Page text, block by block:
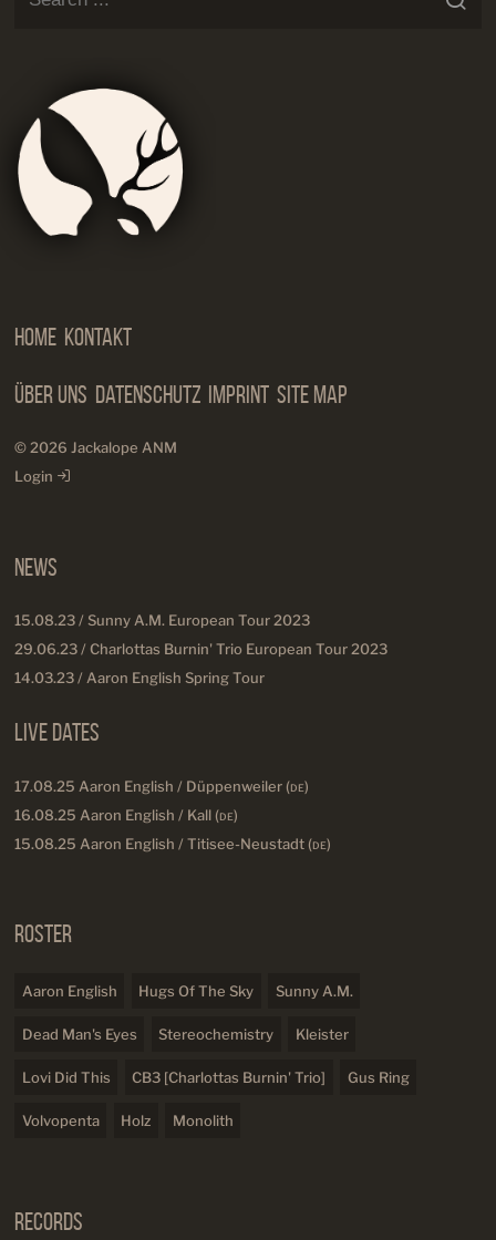
Home Kontakt
Über Uns Datenschutz Imprint Site Map
© 2026 Jackalope ANM
Login
News
15.08.23 / Sunny A.M. European Tour 2023
29.06.23 / Charlottas Burnin' Trio European Tour 2023
14.03.23 / Aaron English Spring Tour
Live Dates
17.08.25 Aaron English / Düppenweiler (DE)
16.08.25 Aaron English / Kall (DE)
15.08.25 Aaron English / Titisee-Neustadt (DE)
Roster
Aaron English Hugs Of The Sky Sunny A.M.
Dead Man's Eyes Stereochemistry Kleister
Lovi Did This CB3 [Charlottas Burnin' Trio] Gus Ring
Volvopenta Holz Monolith
Records